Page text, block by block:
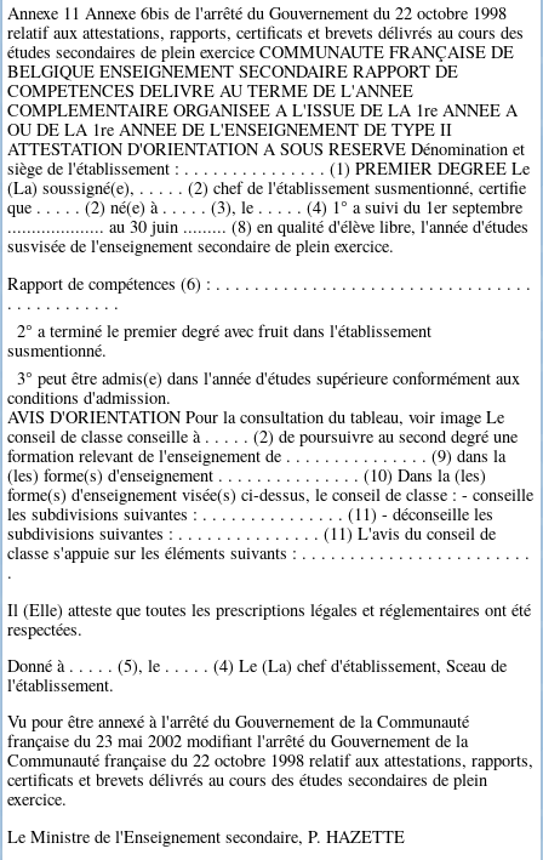
Annexe 11 Annexe 6bis de l'arrêté du Gouvernement du 22 octobre 1998
relatif aux attestations, rapports, certificats et brevets délivrés au cours des
études secondaires de plein exercice COMMUNAUTE FRANÇAISE DE
BELGIQUE ENSEIGNEMENT SECONDAIRE RAPPORT DE
COMPETENCES DELIVRE AU TERME DE L'ANNEE
COMPLEMENTAIRE ORGANISEE A L'ISSUE DE LA 1re ANNEE A
OU DE LA 1re ANNEE DE L'ENSEIGNEMENT DE TYPE II
ATTESTATION D'ORIENTATION A SOUS RESERVE Dénomination et
siège de l'établissement : . . . . . . . . . . . . . . . (1) PREMIER DEGREE Le
(La) soussigné(e), . . . . . (2) chef de l'établissement susmentionné, certifie
que . . . . . (2) né(e) à . . . . . (3), le . . . . . (4) 1° a suivi du 1er septembre
.................... au 30 juin ......... (8) en qualité d'élève libre, l'année d'études
susvisée de l'enseignement secondaire de plein exercice.
Rapport de compétences (6) : . . . . . . . . . . . . . . . . . . . . . . . . . . . . . . . . .
. . . . . . . . . . . .
2° a terminé le premier degré avec fruit dans l'établissement
susmentionné.
3° peut être admis(e) dans l'année d'études supérieure conformément aux
conditions d'admission.
AVIS D'ORIENTATION Pour la consultation du tableau, voir image Le
conseil de classe conseille à . . . . . (2) de poursuivre au second degré une
formation relevant de l'enseignement de . . . . . . . . . . . . . . . (9) dans la
(les) forme(s) d'enseignement . . . . . . . . . . . . . . . (10) Dans la (les)
forme(s) d'enseignement visée(s) ci-dessus, le conseil de classe : - conseille
les subdivisions suivantes : . . . . . . . . . . . . . . . (11) - déconseille les
subdivisions suivantes : . . . . . . . . . . . . . . . (11) L'avis du conseil de
classe s'appuie sur les éléments suivants : . . . . . . . . . . . . . . . . . . . . . . . .
.
Il (Elle) atteste que toutes les prescriptions légales et réglementaires ont été
respectées.
Donné à . . . . . (5), le . . . . . (4) Le (La) chef d'établissement, Sceau de
l'établissement.
Vu pour être annexé à l'arrêté du Gouvernement de la Communauté
française du 23 mai 2002 modifiant l'arrêté du Gouvernement de la
Communauté française du 22 octobre 1998 relatif aux attestations, rapports,
certificats et brevets délivrés au cours des études secondaires de plein
exercice.
Le Ministre de l'Enseignement secondaire, P. HAZETTE